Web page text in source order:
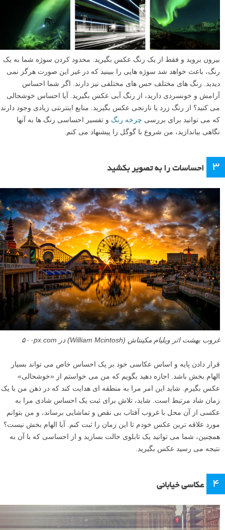
بیرون بروید و فقط از یک رنگ عکس بگیرید. محدود کردن سوژه شما به یک
رنگ، باعث خواهد شد سوژه هایی را ببینید که در غیر این صورت هرگز نمی
دیدید. رنگ های مختلف حس های مختلفی نیز دارند. اگر شما احساس
آرامش و خونسردی دارید، از رنگ آبی عکس بگیرید. آیا احساس خوشحالی
می کنید؟ از رنگ زرد یا نارنجی عکس بگیرید. منابع اینترنتی زیادی وجود دارند
که می توانید برای بررسی چرخه رنگ و تفسیر احساسی رنگ ها به آنها
نگاهی بیاندازید، من شروع با گوگل را پیشنهاد می کنم.
۳ احساسات را به تصویر بکشید
غروب بهشت اثر ویلیام مکینتاش (William Mcintosh) در ۵۰۰px.com
قرار دادن پایه و اساس عکاسی خود بر یک احساس خاص می تواند بسیار
الهام بخش باشد. اجازه دهید بگویم که من می خواستم از «خوشحالی»
عکس بگیرم. شاید این امر مرا به منطقه ای هدایت کند که در ذهن من با یک
زمان شاد مرتبط است. شاید، تلاش برای ثبت یک احساس شادی مرا به
عکسی از آن محل با غروب آفتاب بی نقص و تماشایی برساند، و من بتوانم
مورد علاقه ترین عکس خودم تا این زمان را ثبت کنم. آیا الهام بخش نیست؟
همچنین، شما می توانید یک تابلوی حالت بسازید و از احساسی که با آن به
نتیجه می رسید عکس بگیرید.
۴ عکاسی خیابانی